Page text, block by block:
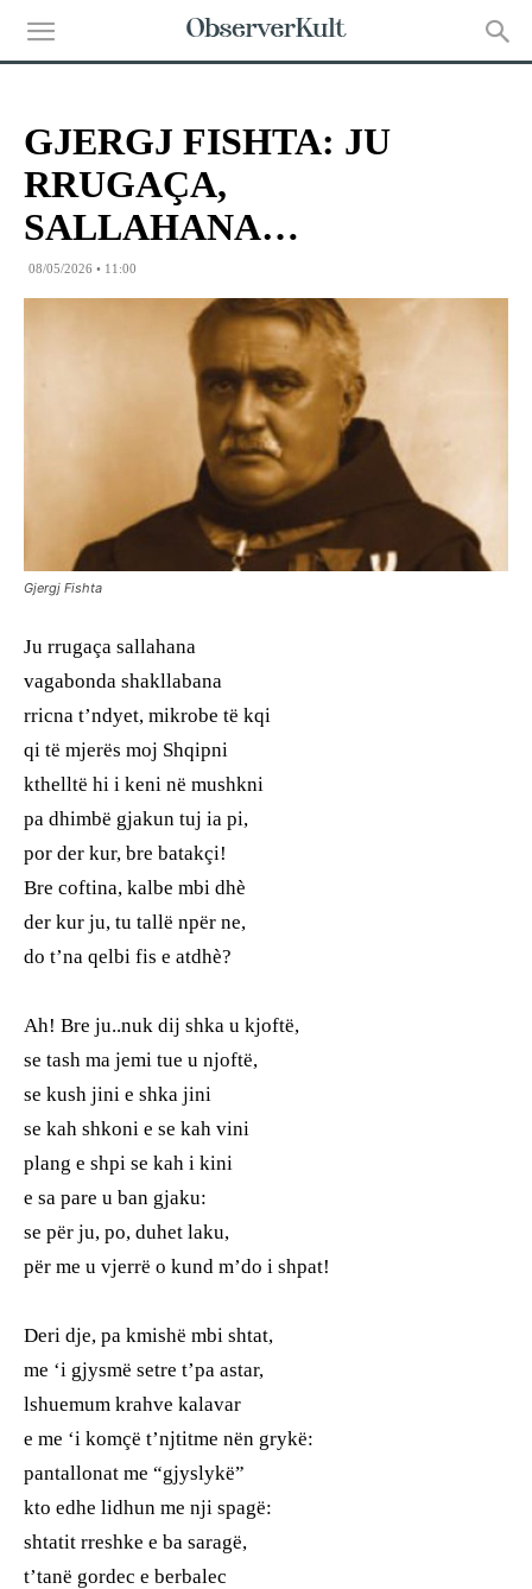
GJERGJ FISHTA: JU
RRUGAÇA,
SALLAHANA…
08/05/2026 • 11:00
Gjergj Fishta
Ju rrugaça sallahana
vagabonda shakllabana
rricna t’ndyet, mikrobe të kqi
qi të mjerës moj Shqipni
kthelltë hi i keni në mushkni
pa dhimbë gjakun tuj ia pi,
por der kur, bre batakçi!
Bre coftina, kalbe mbi dhè
der kur ju, tu tallë npër ne,
do t’na qelbi fis e atdhè?
Ah! Bre ju..nuk dij shka u kjoftë,
se tash ma jemi tue u njoftë,
se kush jini e shka jini
se kah shkoni e se kah vini
plang e shpi se kah i kini
e sa pare u ban gjaku:
se për ju, po, duhet laku,
për me u vjerrë o kund m’do i shpat!
Deri dje, pa kmishë mbi shtat,
me ‘i gjysmë setre t’pa astar,
lshuemum krahve kalavar
e me ‘i komçë t’njtitme nën grykë:
pantallonat me “gjyslykë”
kto edhe lidhun me nji spagë:
shtatit rreshke e ba saragë,
t’tanë gordec e berbalec